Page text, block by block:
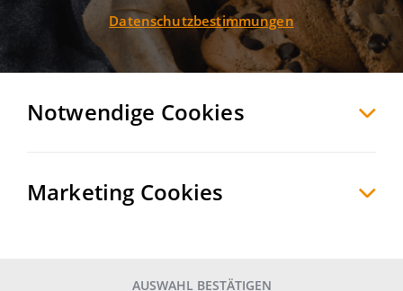
Kühbach
Möchten Sie diese Suche als Suchauftrag
Objekte informiert werden?
Datenschutzbestimmungen
Notwendige Cookies
Marketing Cookies
AUSWAHL BESTÄTIGEN